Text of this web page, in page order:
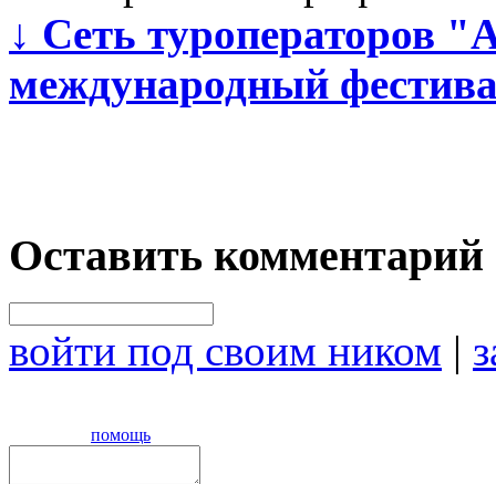
↓ Сеть туроператоров
международный
Оставить комментарий
войти под своим ником |
помощь